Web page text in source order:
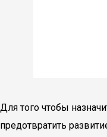
Для того чтобы
предотвратить